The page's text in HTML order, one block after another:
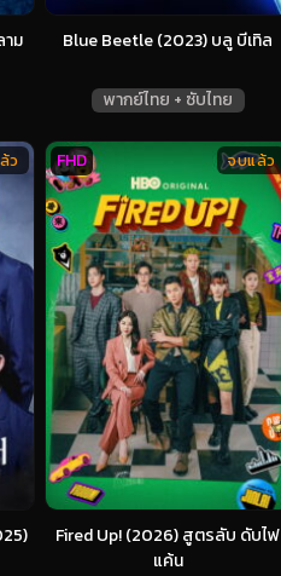
าม
Blue Beetle (2023) บลู บีเทิล
พากย์ไทย + ซับไทย
ว
Fired Up! (2026) สูตรลับ ดับไฟ
แค้น
จบแล้ว
FHD